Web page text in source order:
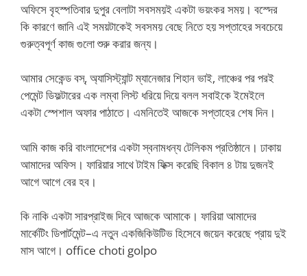
অফিসে বৃহস্পতিবার দুপুর বেলাটা সবসময়ই একটা ভয়ংকর সময়। বস্দের
কি কারণে জানি এই সময়টাকেই সবসময় বেছে নিতে হয় সপ্তাহের সবচেয়ে
গুরুত্বপূর্ণ কাজ গুলো শুরু করার জন্য।
আমার সেকেন্ড বস্, অ্যাসিস্ট্যান্ট ম্যানেজার শিহান ভাই, লাঞ্চের পর পরই
পেমেন্ট ডিফল্টারের এক লম্বা লিস্ট ধরিয়ে দিয়ে বলল সবাইকে ইমেইলে
একটা স্পেশাল অফার পাঠাতে। এমনিতেই আজকে সপ্তাহের শেষ দিন।
আমি কাজ করি বাংলাদেশের একটা স্বনামধন্য টেলিকম প্রতিষ্ঠানে। ঢাকায়
আমাদের অফিস। ফারিয়ার সাথে টাইম ফিক্স করেছি বিকাল ৪ টায় দুজনই
আগে আগে বের হব।
কি নাকি একটা সারপ্রাইজ দিবে আজকে আমাকে। ফারিয়া আমাদের
মার্কেটিং ডিপার্টমেন্ট–এ নতুন একজিকিউটিভ হিসেবে জয়েন করেছে প্রায় দুই
মাস আগে। office choti golpo